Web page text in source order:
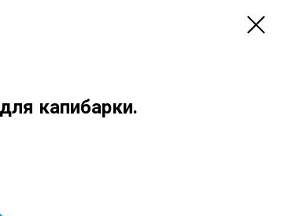
капибарки.